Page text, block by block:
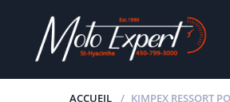
ACCUEIL KIMPEX RESSORT